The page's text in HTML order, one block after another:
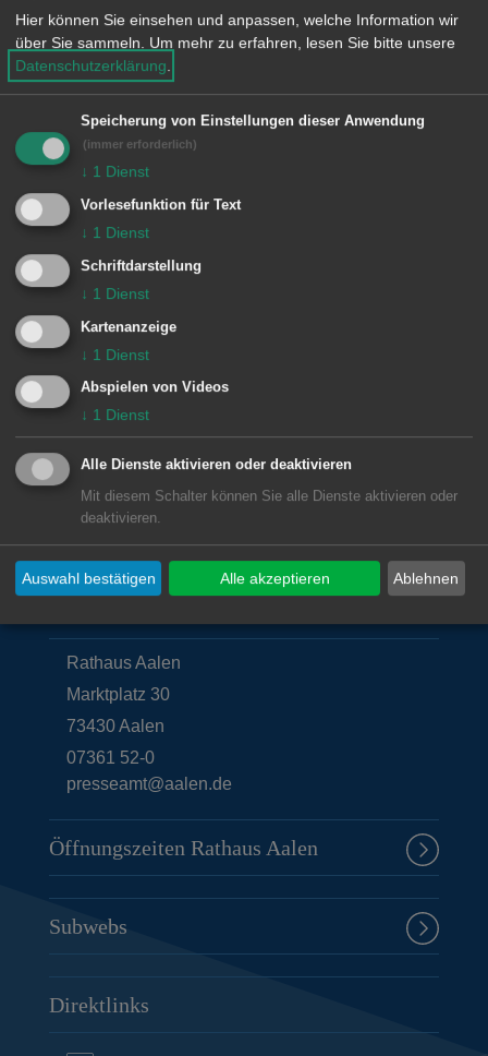
Der Baum wurde von den
Einsatzkräften entfernt.
Besondere Vorkommnisse:
Einheiten Feuerwehr Aalen:
Zugführer vom Dienst
5 Wasseralfingen / Hofen
Rathaus Aalen
Marktplatz 30
73430Aalen
07361 52-0
presseamt@aalen.de
Öffnungszeiten Rathaus Aalen
Subwebs
Direktlinks
Hier können Sie einsehen und anpassen, welche Information wir
über Sie sammeln. Um mehr zu erfahren, lesen Sie bitte unsere
Datenschutzerklärung.
Speicherung von Einstellungen dieser Anwendung
(immer erforderlich)
↓ 1 Dienst
Vorlesefunktion für Text
↓ 1 Dienst
Schriftdarstellung
↓ 1 Dienst
Kartenanzeige
↓ 1 Dienst
Abspielen von Videos
↓ 1 Dienst
Alle Dienste aktivieren oder deaktivieren
Mit diesem Schalter können Sie alle Dienste aktivieren oder
deaktivieren.
Ablehnen
Auswahl bestätigen Alle akzeptieren